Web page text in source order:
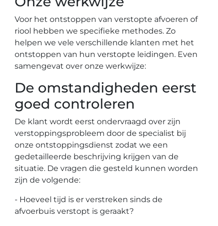
Voor het ontstoppen van verstopte afvoeren of
riool hebben we specifieke methodes. Zo
helpen we vele verschillende klanten met het
ontstoppen van hun verstopte leidingen. Even
samengevat over onze werkwijze:
De omstandigheden eerst
goed controleren
De klant wordt eerst ondervraagd over zijn
verstoppingsprobleem door de specialist bij
onze ontstoppingsdienst zodat we een
gedetailleerde beschrijving krijgen van de
situatie. De vragen die gesteld kunnen worden
zijn de volgende:
- Hoeveel tijd is er verstreken sinds de
afvoerbuis verstopt is geraakt?